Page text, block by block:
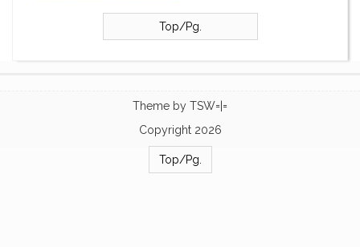
Top/Pg.
Theme by TSW=|=
Copyright 2026
Top/Pg.